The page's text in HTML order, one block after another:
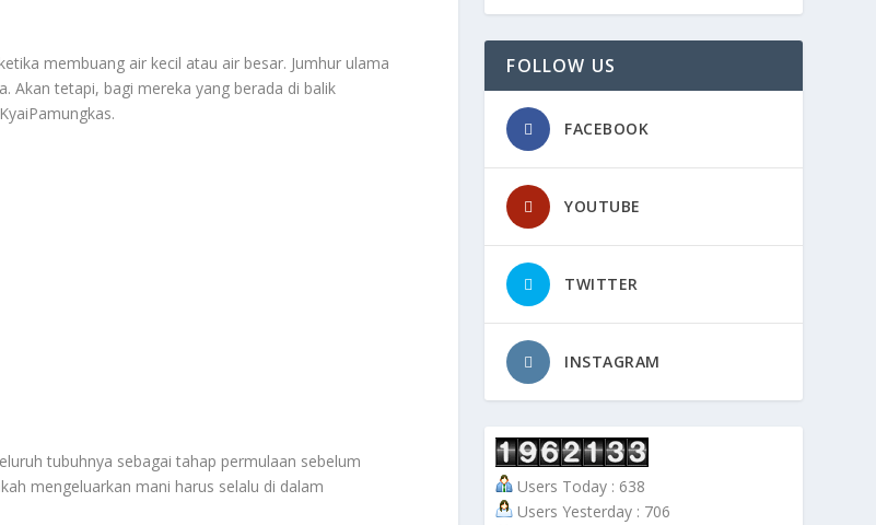
membuang air kecil atau air besar. Jumhur ulama
Akan tetapi, bagi mereka yang berada di balik
tubuhnya sebagai tahap permulaan sebelum
mengeluarkan mani harus selalu di dalam
FOLLOW US
FACEBOOK
YOUTUBE
TWITTER
INSTAGRAM
Users Today : 638
Users Yesterday : 706